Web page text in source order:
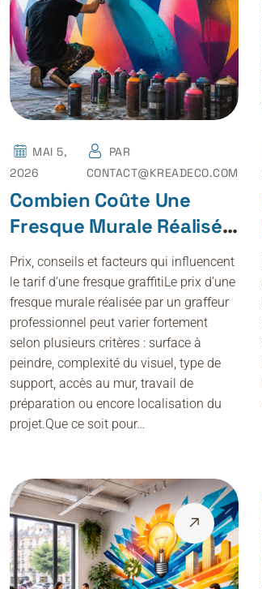
MAI 5,
2026
PAR
CONTACT@KREADECO.COM
Combien Coûte Une
Fresque Murale Réalisée
Par Un Graffeur
Professionnel En 2026 ?
Prix, conseils et facteurs qui influencent
le tarif d’une fresque graffitiLe prix d’une
fresque murale réalisée par un graffeur
professionnel peut varier fortement
selon plusieurs critères : surface à
peindre, complexité du visuel, type de
support, accès au mur, travail de
préparation ou encore localisation du
projet.Que ce soit pour…